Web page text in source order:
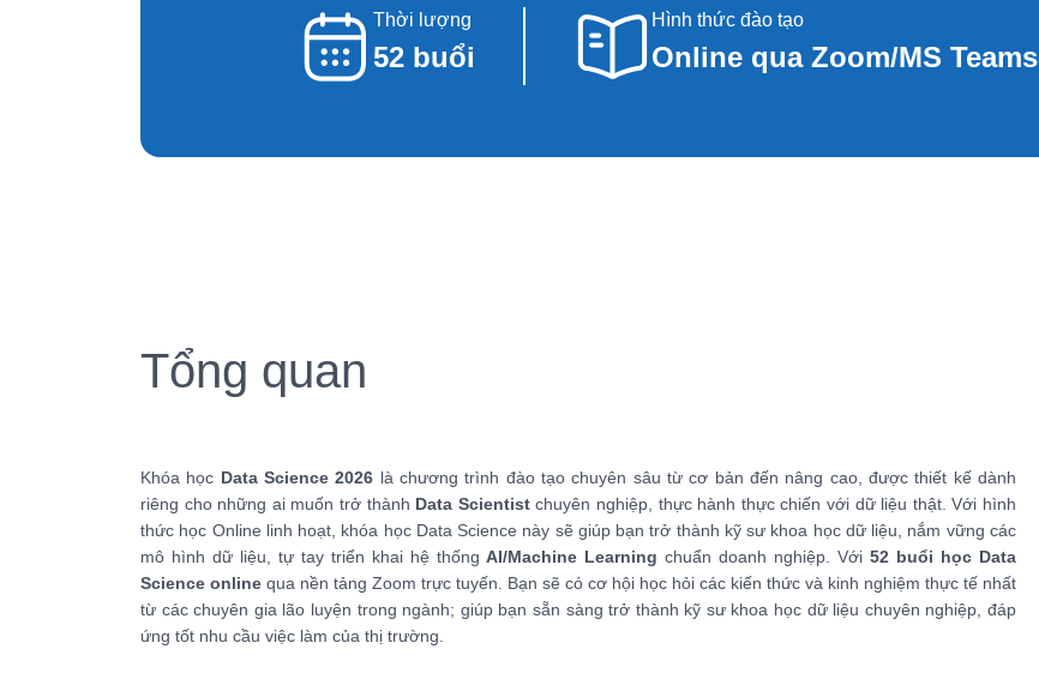
Thời lượng
52 buổi
Hình thức đào tạo
Online qua Zoom/MS Teams
Tổng quan
Khóa học Data Science 2026 là chương trình đào tạo chuyên sâu từ cơ bản đến nâng cao, được thiết kế dành
riêng cho những ai muốn trở thành Data Scientistchuyên nghiệp, thực hành thực chiến với dữ liệu thật. Với hình
thức học Online linh hoạt, khóa học Data Science này sẽ giúp bạn trở thành kỹ sư khoa học dữ liệu, nắm vững các
mô hình dữ liệu, tự tay triển khai hệ thốngAI/Machine Learning chuẩn doanh nghiệp. Với52 buổi học Data
Science online qua nền tảng Zoom trực tuyến. Bạn sẽ có cơ hội học hỏi các kiến thức và kinh nghiệm thực tế nhất
từ các chuyên gia lão luyện trong ngành; giúp bạn sẵn sàng trở thành kỹ sư khoa học dữ liệu chuyên nghiệp, đáp
ứng tốt nhu cầu việc làm của thị trường.